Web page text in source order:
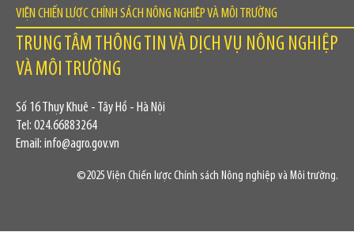
VIỆN CHIẾN LƯỢC CHÍNH SÁCH NÔNG NGHIỆP VÀ MÔI TRƯỜNG
TRUNG TÂM THÔNG TIN VÀ DỊCH VỤ NÔNG NGHIỆP
VÀ MÔI TRƯỜNG
Số 16 Thụy Khuê - Tây Hồ - Hà Nội
Tel: 024.66883264
Email: info@agro.gov.vn
©2025 Viện Chiến lược Chính sách Nông nghiệp và Môi trường.